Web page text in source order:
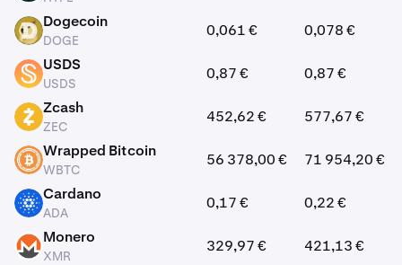
DOGE Dogecoin
DOGE
0,061 € 0,078 €
USDS USDS
USDS
0,87 € 0,87 €
ZEC Zcash
ZEC
452,62 € 577,67 €
WBTC Wrapped Bitcoin
WBTC
56 378,00 € 71 954,20 €
ADA Cardano
ADA
0,17 € 0,22 €
XMR Monero
XMR
329,97 € 421,13 €